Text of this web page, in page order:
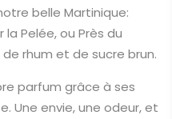
belle Martinique:
Pelée, ou Près du
rhum et de sucre brun.
parfum grâce à ses
Une envie, une odeur, et